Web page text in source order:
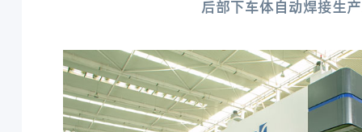
后部下车体自动焊接生